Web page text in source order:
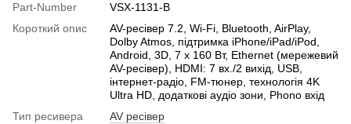
Part-Number
VSX-1131-B
Короткий опис
AV-ресівер 7.2, Wi-Fi, Bluetooth, AirPlay,
Dolby Atmos, підтримка iPhone/iPad/iPod,
Android, 3D, 7 х 160 Вт, Ethernet (мережевий
AV-ресівер), HDMI: 7 вх./2 вихід, USB,
інтернет-радіо, FM-тюнер, технологія 4K
Ultra HD, додаткові аудіо зони, Phono вхід
Тип ресивера
AV ресівер